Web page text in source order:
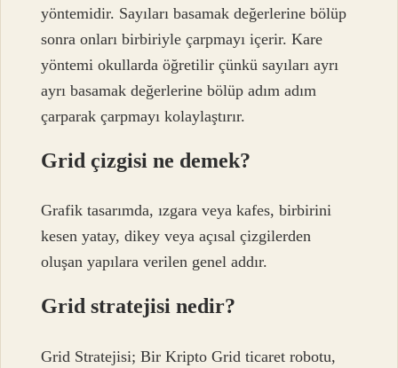
yöntemidir. Sayıları basamak değerlerine bölüp
sonra onları birbiriyle çarpmayı içerir. Kare
yöntemi okullarda öğretilir çünkü sayıları ayrı
ayrı basamak değerlerine bölüp adım adım
çarparak çarpmayı kolaylaştırır.
Grid çizgisi ne demek?
Grafik tasarımda, ızgara veya kafes, birbirini
kesen yatay, dikey veya açısal çizgilerden
oluşan yapılara verilen genel addır.
Grid stratejisi nedir?
Grid Stratejisi; Bir Kripto Grid ticaret robotu,